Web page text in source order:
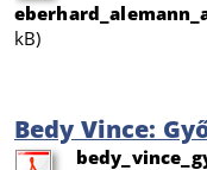
kB)
Bedy Vince: